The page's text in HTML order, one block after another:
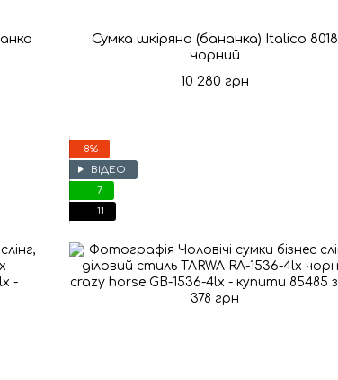
Сумка шкіряна (бананка) Italico 8018
чорний
10 280 грн
−8%
ВІДЕО
7
11